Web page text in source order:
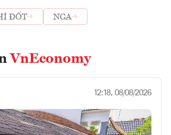
ĐỐT NGA
VnEconomy
12:18, 08/08/2026